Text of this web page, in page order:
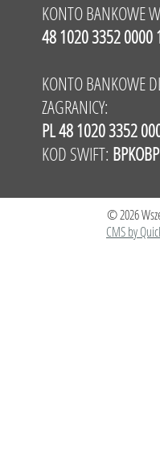
KONTO BANKOWE
48 1020 3352 0000
KONTO BANKOWE
ZAGRANICY:
PL 48 1020 3352
KOD SWIFT:
© 2026
CMS by